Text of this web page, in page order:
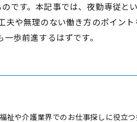
です。本記事では、夜勤専従と
や無理のない働き方のポイント
歩前進するはずです。
祉や介護業界でのお仕事探しに役立